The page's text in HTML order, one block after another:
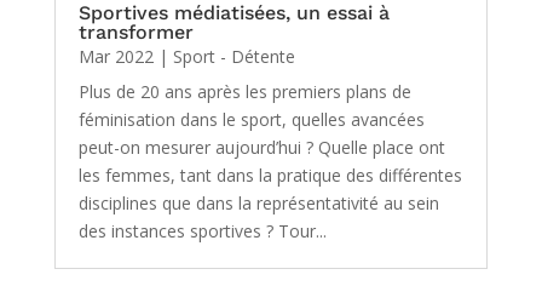
Sportives médiatisées, un essai à
transformer
Mar 2022| Sport - Détente
Plus de 20 ans après les premiers plans de
féminisation dans le sport, quelles avancées
peut-on mesurer aujourd’hui ? Quelle place ont
les femmes, tant dans la pratique des différentes
disciplines que dans la représentativité au sein
des instances sportives ? Tour...